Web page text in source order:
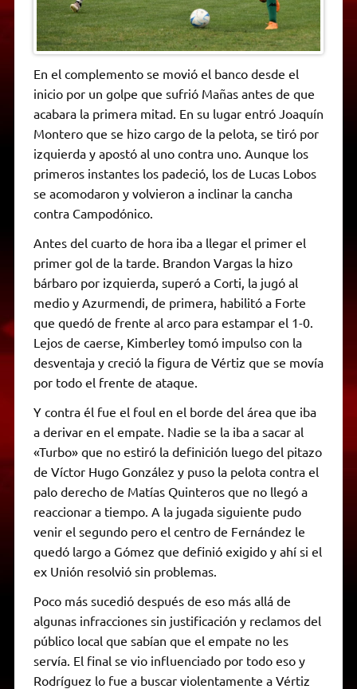
En el complemento se movió el banco desde el
inicio por un golpe que sufrió Mañas antes de que
acabara la primera mitad. En su lugar entró Joaquín
Montero que se hizo cargo de la pelota, se tiró por
izquierda y apostó al uno contra uno. Aunque los
primeros instantes los padeció, los de Lucas Lobos
se acomodaron y volvieron a inclinar la cancha
contra Campodónico.
Antes del cuarto de hora iba a llegar el primer el
primer gol de la tarde. Brandon Vargas la hizo
bárbaro por izquierda, superó a Corti, la jugó al
medio y Azurmendi, de primera, habilitó a Forte
que quedó de frente al arco para estampar el 1-0.
Lejos de caerse, Kimberley tomó impulso con la
desventaja y creció la figura de Vértiz que se movía
por todo el frente de ataque.
Y contra él fue el foul en el borde del área que iba
a derivar en el empate. Nadie se la iba a sacar al
«Turbo» que no estiró la definición luego del pitazo
de Víctor Hugo González y puso la pelota contra el
palo derecho de Matías Quinteros que no llegó a
reaccionar a tiempo. A la jugada siguiente pudo
venir el segundo pero el centro de Fernández le
quedó largo a Gómez que definió exigido y ahí si el
ex Unión resolvió sin problemas.
Poco más sucedió después de eso más allá de
algunas infracciones sin justificación y reclamos del
público local que sabían que el empate no les
servía. El final se vio influenciado por todo eso y
Rodríguez lo fue a buscar violentamente a Vértiz